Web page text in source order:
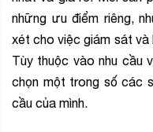
những ưu điểm riêng,
xét cho việc giám sát và
Tùy thuộc vào nhu cầu
chọn một trong số các
cầu của mình.